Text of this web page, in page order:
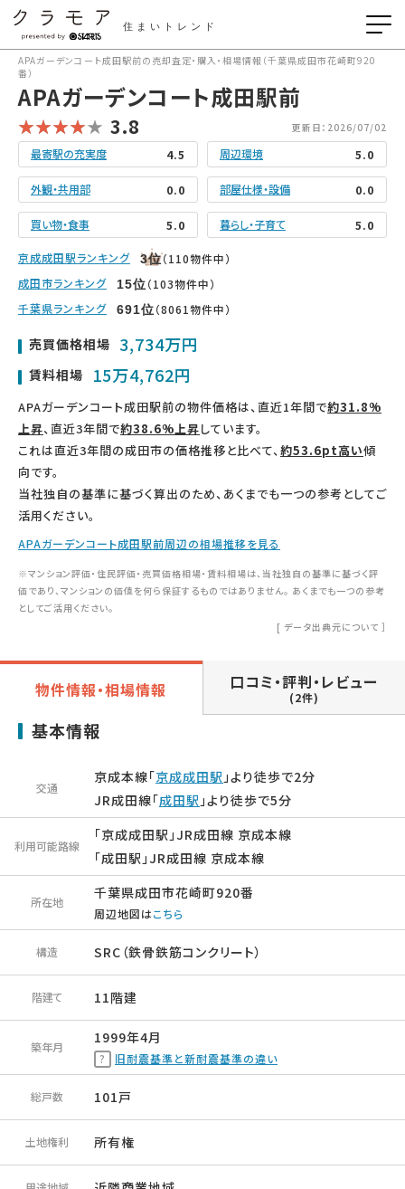
住まいトレンド
APAガーデンコート成田駅前の売却査定・購入・相場情報（千葉県成田市花崎町920
番）
APAガーデンコート成田駅前
3.8 更新日：2026/07/02
最寄駅の充実度 4.5 周辺環境 5.0
外観・共用部 0.0 部屋仕様・設備 0.0
買い物・食事 5.0 暮らし・子育て 5.0
京成成田駅ランキング 3位（110物件中）
成田市ランキング
15位（103物件中）
千葉県ランキング
691位（8061物件中）
売買価格相場 3,734万円
賃料相場 15万4,762円
APAガーデンコート成田駅前の物件価格は、直近1年間で約31.8%
上昇、直近3年間で約38.6%上昇しています。
これは直近3年間の成田市の価格推移と比べて、約53.6pt高い傾
向です。
当社独自の基準に基づく算出のため、あくまでも一つの参考としてご
活用ください。
APAガーデンコート成田駅前周辺の相場推移を見る
※マンション評価・住民評価・売買価格相場・賃料相場は、当社独自の基準に基づく評
価であり、マンションの価値を何ら保証するものではありません。 あくまでも一つの参考
としてご活用ください。
[ データ出典元について ］
物件情報・相場情報 口コミ・評判・レビュー
(2件)
基本情報
交通
京成本線「京成成田駅」より徒歩で2分
JR成田線「成田駅」より徒歩で5分
利用可能路線
「京成成田駅」JR成田線 京成本線
「成田駅」JR成田線 京成本線
所在地
千葉県成田市花崎町920番
周辺地図はこちら
構造 SRC（鉄骨鉄筋コンクリート）
階建て 11階建
築年月
1999年4月
旧耐震基準と新耐震基準の違い
総戸数 101戸
土地権利 所有権